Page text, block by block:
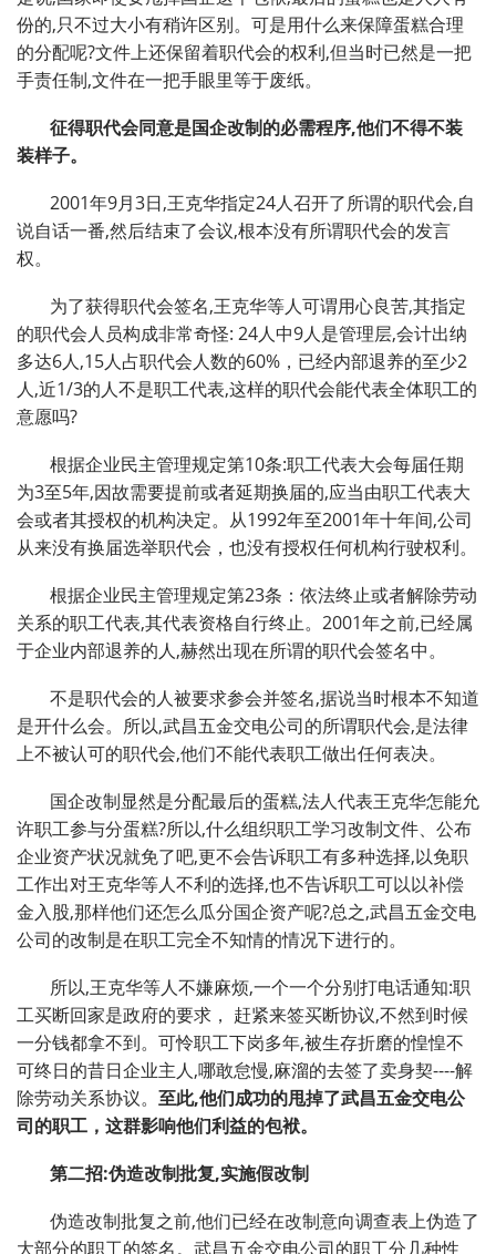
份的,只不过大小有稍许区别。可是用什么来保障蛋糕合理
的分配呢?文件上还保留着职代会的权利,但当时已然是一把
手责任制,文件在一把手眼里等于废纸。
征得职代会同意是国企改制的必需程序,他们不得不装
装样子。
2001年9月3日,王克华指定24人召开了所谓的职代会,自
说自话一番,然后结束了会议,根本没有所谓职代会的发言
权。
为了获得职代会签名,王克华等人可谓用心良苦,其指定
的职代会人员构成非常奇怪: 24人中9人是管理层,会计出纳
多达6人,15人占职代会人数的60%，已经内部退养的至少2
人,近1/3的人不是职工代表,这样的职代会能代表全体职工的
意愿吗?
根据企业民主管理规定第10条:职工代表大会每届任期
为3至5年,因故需要提前或者延期换届的,应当由职工代表大
会或者其授权的机构决定。从1992年至2001年十年间,公司
从来没有换届选举职代会，也没有授权任何机构行驶权利。
根据企业民主管理规定第23条：依法终止或者解除劳动
关系的职工代表,其代表资格自行终止。2001年之前,已经属
于企业内部退养的人,赫然出现在所谓的职代会签名中。
不是职代会的人被要求参会并签名,据说当时根本不知道
是开什么会。所以,武昌五金交电公司的所谓职代会,是法律
上不被认可的职代会,他们不能代表职工做出任何表决。
国企改制显然是分配最后的蛋糕,法人代表王克华怎能允
许职工参与分蛋糕?所以,什么组织职工学习改制文件、公布
企业资产状况就免了吧,更不会告诉职工有多种选择,以免职
工作出对王克华等人不利的选择,也不告诉职工可以以补偿
金入股,那样他们还怎么瓜分国企资产呢?总之,武昌五金交电
公司的改制是在职工完全不知情的情况下进行的。
所以,王克华等人不嫌麻烦,一个一个分别打电话通知:职
工买断回家是政府的要求， 赶紧来签买断协议,不然到时候
一分钱都拿不到。可怜职工下岗多年,被生存折磨的惶惶不
可终日的昔日企业主人,哪敢怠慢,麻溜的去签了卖身契----解
除劳动关系协议。 至此,他们成功的甩掉了武昌五金交电公
司的职工，这群影响他们利益的包袱。
第二招:伪造改制批复,实施假改制
伪造改制批复之前,他们已经在改制意向调查表上伪造了
大部分的职工的签名。武昌五金交电公司的职工分几种性